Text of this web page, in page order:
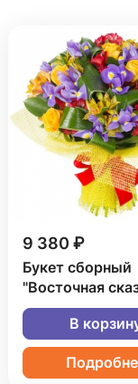
9 380 ₽
Букет сборный
"Восточная
В